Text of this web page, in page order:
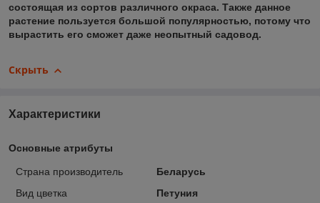
состоящая из сортов различного окраса. Также данное
растение пользуется большой популярностью, потому что
вырастить его сможет даже неопытный садовод.
Скрыть
Характеристики
Основные атрибуты
Страна производитель
Беларусь
Вид цветка
Петуния